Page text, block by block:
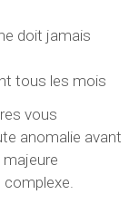
doit jamais
tous les mois
vous
anomalie avant
complexe.